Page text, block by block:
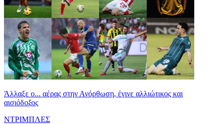
Άλλαξε ο... αέρας στην Ανόρθωση, έγινε αλλιώτικος και
αισιόδοξος
ΝΤΡΙΜΠΛΕΣ